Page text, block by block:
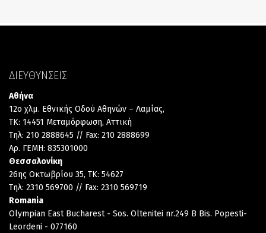
ΔΙΕΥΘΥΝΣΕΙΣ
Αθήνα
12ο χλμ. Εθνικής Οδού Αθηνών – Λαμίας,
TK: 14451 Μεταμόρφωση, Αττική
Τηλ: 210 2888645 // Fax: 210 2888699
Αρ. ΓΕΜΗ: 835301000
Θεσσαλονίκη
26ης Οκτωβρίου 35, TK: 54627
Τηλ: 2310 569700 // Fax: 2310 569719
Romania
Olympian East Bucharest - Sos. Oltenitei nr.249 B Bis. Popesti-
Leordeni - 077160